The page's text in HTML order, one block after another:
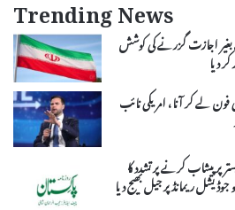
Trending News
بغیر اجازت گزرنے کی کوشش
دیا
لے کر آنا، امریکی نائب
کو بستر پر پیشاب کرنے پر تشدد کا
جوڈیشل ریمانڈ پر جیل بھیج دیا